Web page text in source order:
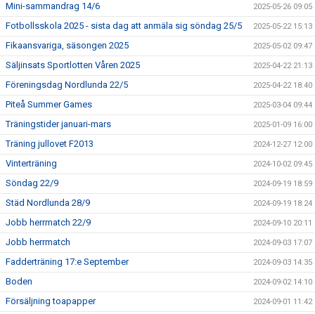
Mini-sammandrag 14/6 2025-05-26 09:05
Fotbollsskola 2025 - sista dag att anmäla sig söndag 25/5 2025-05-22 15:13
Fikaansvariga, säsongen 2025 2025-05-02 09:47
Säljinsats Sportlotten Våren 2025 2025-04-22 21:13
Föreningsdag Nordlunda 22/5 2025-04-22 18:40
Piteå Summer Games 2025-03-04 09:44
Träningstider januari-mars 2025-01-09 16:00
Träning jullovet F2013 2024-12-27 12:00
Vinterträning 2024-10-02 09:45
Söndag 22/9 2024-09-19 18:59
Städ Nordlunda 28/9 2024-09-19 18:24
Jobb herrmatch 22/9 2024-09-10 20:11
Jobb herrmatch 2024-09-03 17:07
Fadderträning 17:e September 2024-09-03 14:35
Boden 2024-09-02 14:10
Försäljning toapapper 2024-09-01 11:42